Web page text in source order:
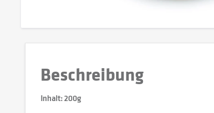
Beschreibung
Inhalt: 200g